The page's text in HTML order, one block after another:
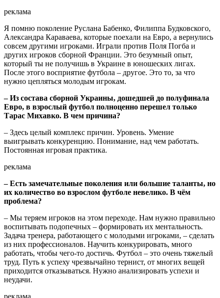
реклама
Я помню поколение Руслана Бабенко, Филиппа Будковского,
Александра Караваева, которые поехали на Евро, а вернулись
совсем другими игроками. Играли против Поля Погба и
других игроков сборной Франции. Это безумный опыт,
который ты не получишь в Украине в юношеских лигах.
После этого восприятие футбола – другое. Это то, за что
нужно цепляться молодым игрокам.
– Из состава сборной Украины, дошедшей до полуфинала
Евро, в взрослый футбол полноценно перешел только
Тарас Михавко. В чем причина?
– Здесь целый комплекс причин. Уровень. Умение
выигрывать конкуренцию. Понимание, над чем работать.
Постоянная игровая практика.
реклама
– Есть замечательные поколения или большие таланты, но
их количество во взрослом футболе невелико. В чём
проблема?
– Мы теряем игроков на этом переходе. Нам нужно правильно
воспитывать подопечных – формировать их ментальность.
Задача тренера, работающего с молодыми игроками, – сделать
из них профессионалов. Научить конкурировать, много
работать, чтобы чего-то достичь. Футбол – это очень тяжелый
труд. Путь к успеху чрезвычайно тернист, от многих вещей
приходится отказываться. Нужно анализировать успехи и
неудачи.